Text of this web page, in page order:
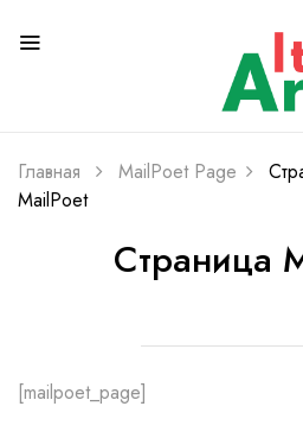
Главная MailPoet Page
MailPoet
Страница
[mailpoet_page]